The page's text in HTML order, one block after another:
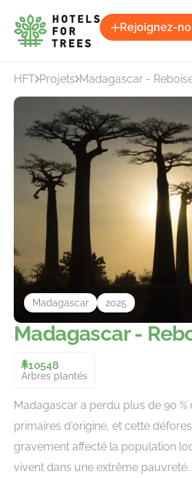
Rejoignez-
HFT Projets Madagascar -
Madagascar -
10548
Arbres plantés
Madagascar a perdu plus de 90 %
primaires d'origine, et cette
gravement affecté la population
vivent dans une extrême
Madagascar 2025